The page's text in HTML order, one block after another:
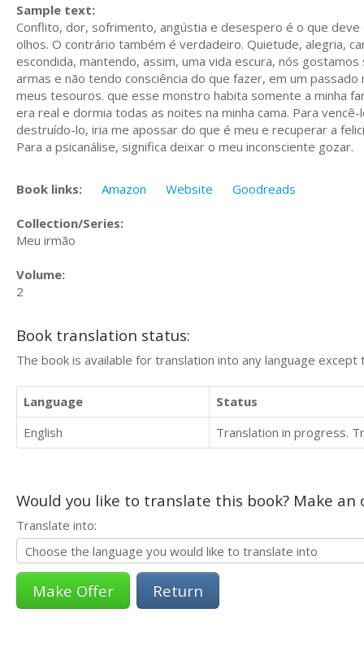
Sample text:
Conflito, dor, sofrimento, angústia e desespero é o que
olhos. O contrário também é verdadeiro. Quietude, alegria,
escondida, mantendo, assim, uma vida escura, nós
armas e não tendo consciência do que fazer, em um
meus tesouros. que esse monstro habita somente a minha
era real e dormia todas as noites na minha cama. Para
destruído-lo, iria me apossar do que é meu e recuperar a
Para a psicanálise, significa deixar o meu inconsciente gozar.
Book links: Amazon Website Goodreads
Collection/Series:
Meu irmão
Volume:
2
Book translation status:
The book is available for translation into any language
Language
Status
English
Translation in progress.
Would you like to translate this book? Make
Translate into:
Return